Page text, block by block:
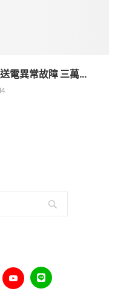
電異常故障 三萬...